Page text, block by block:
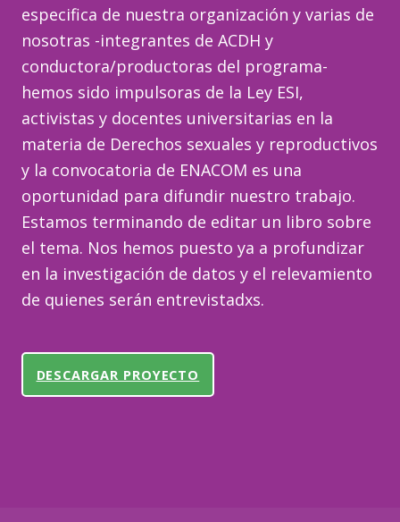
especifica de nuestra organización y varias de
nosotras -integrantes de ACDH y
conductora/productoras del programa-
hemos sido impulsoras de la Ley ESI,
activistas y docentes universitarias en la
materia de Derechos sexuales y reproductivos
y la convocatoria de ENACOM es una
oportunidad para difundir nuestro trabajo.
Estamos terminando de editar un libro sobre
el tema. Nos hemos puesto ya a profundizar
en la investigación de datos y el relevamiento
de quienes serán entrevistadxs.
DESCARGAR PROYECTO